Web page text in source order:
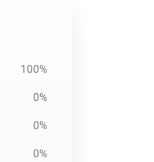
100%
0%
0%
0%